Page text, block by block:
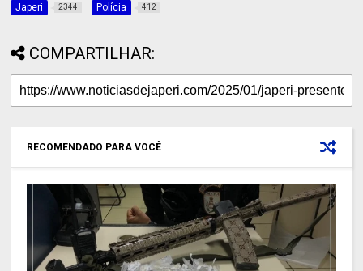
Japeri 2344 Polícia 412
COMPARTILHAR:
RECOMENDADO PARA VOCÊ